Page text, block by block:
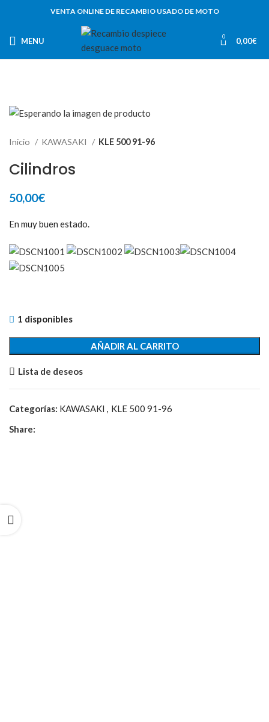
VENTA ONLINE DE RECAMBIO USADO DE MOTO
MENU 0 0,00€
Inicio KAWASAKI KLE 500 91-96
Cilindros
50,00€
En muy buen estado.
1 disponibles
AÑADIR AL CARRITO
Lista de deseos
Categorías: KAWASAKI , KLE 500 91-96
Share: